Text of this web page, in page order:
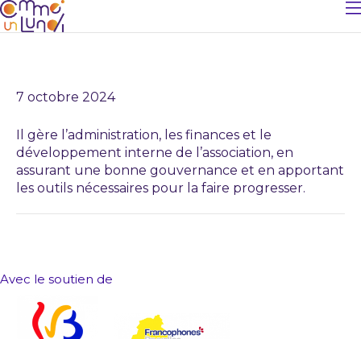
7 octobre 2024
Il gère l’administration, les finances et le
développement interne de l’association, en
assurant une bonne gouvernance et en apportant
les outils nécessaires pour la faire progresser.
Avec le soutien de